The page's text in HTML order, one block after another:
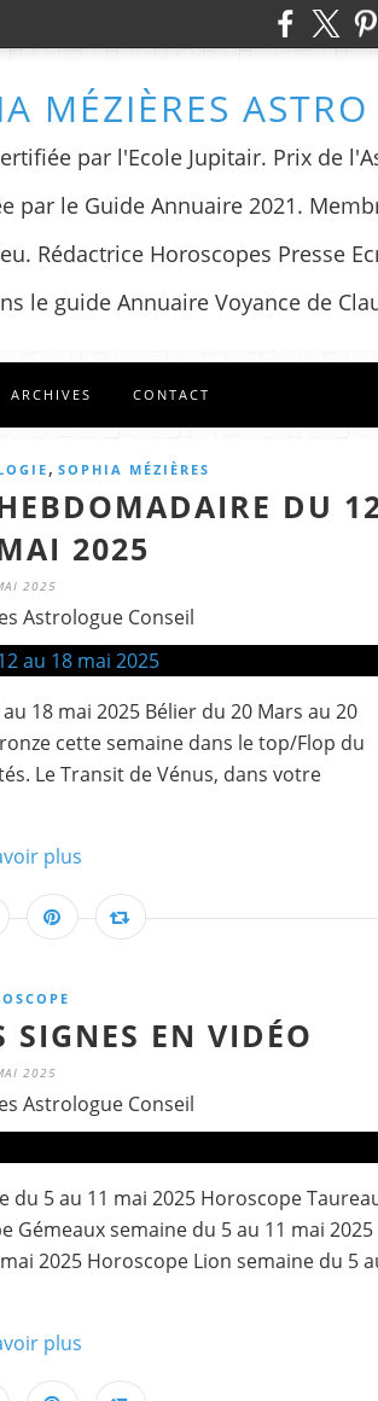
MÉZIÈRES
par l'Ecole Jupitair. Prix de
par le Guide Annuaire 2021.
Rédactrice Horoscopes Presse
le guide Annuaire Voyance de
ARCHIVES CONTACT
, SOPHIA MÉZIÈRES
DU
2025
2025
Astrologue Conseil
18 mai 2025 Bélier du 20 Mars au 20
cette semaine dans le top/Flop du
Le Transit de Vénus, dans votre
plus
SIGNES EN VIDÉO
2025
Astrologue Conseil
du 5 au 11 mai 2025 Horoscope
Gémeaux semaine du 5 au 11 mai 2025
2025 Horoscope Lion semaine du 5
plus